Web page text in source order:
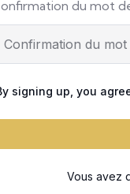
du mot
signing up, you
Vous avez